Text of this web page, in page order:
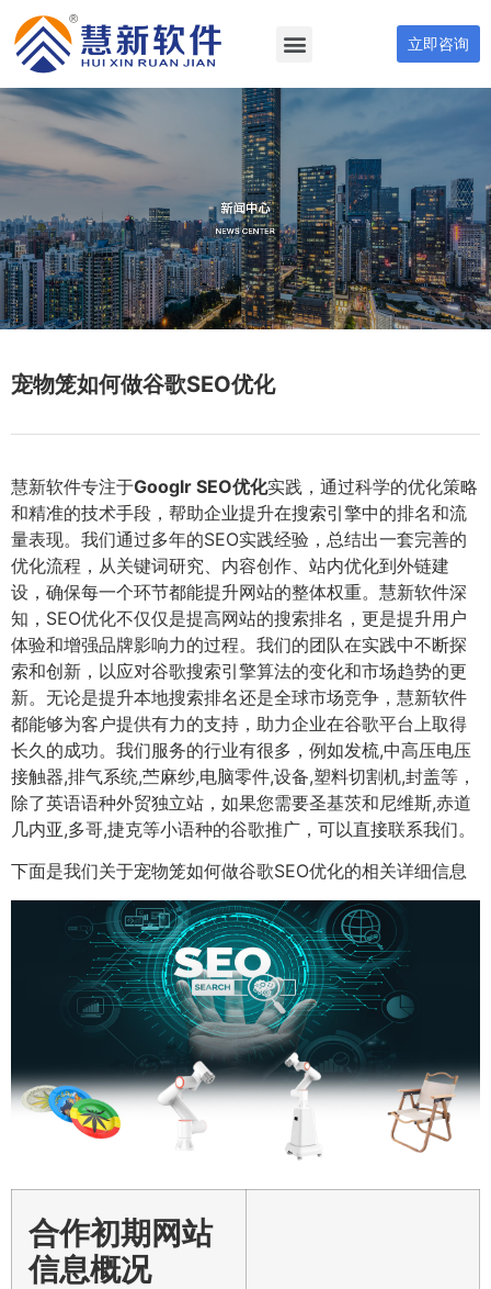
立即咨询
宠物笼如何做谷歌SEO优化
慧新软件专注于Googlr SEO优化实践，通过科学的优化策略
和精准的技术手段，帮助企业提升在搜索引擎中的排名和流
量表现。我们通过多年的SEO实践经验，总结出一套完善的
优化流程，从关键词研究、内容创作、站内优化到外链建
设，确保每一个环节都能提升网站的整体权重。慧新软件深
知，SEO优化不仅仅是提高网站的搜索排名，更是提升用户
体验和增强品牌影响力的过程。我们的团队在实践中不断探
索和创新，以应对谷歌搜索引擎算法的变化和市场趋势的更
新。无论是提升本地搜索排名还是全球市场竞争，慧新软件
都能够为客户提供有力的支持，助力企业在谷歌平台上取得
长久的成功。我们服务的行业有很多，例如发梳,中高压电压
接触器,排气系统,苎麻纱,电脑零件,设备,塑料切割机,封盖等，
除了英语语种外贸独立站，如果您需要圣基茨和尼维斯,赤道
几内亚,多哥,捷克等小语种的谷歌推广，可以直接联系我们。
下面是我们关于宠物笼如何做谷歌SEO优化的相关详细信息
合作初期网站
信息概况